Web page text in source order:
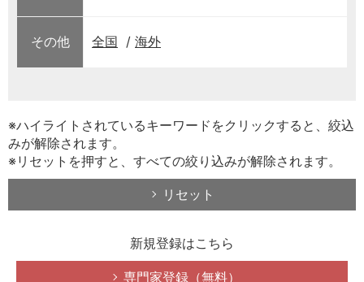
その他 全国 海外
※ハイライトされているキーワードをクリックすると、絞込
みが解除されます。
※リセットを押すと、すべての絞り込みが解除されます。
リセット
新規登録はこちら
専門家登録（無料）